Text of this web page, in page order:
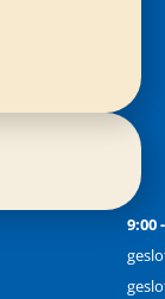
9:00